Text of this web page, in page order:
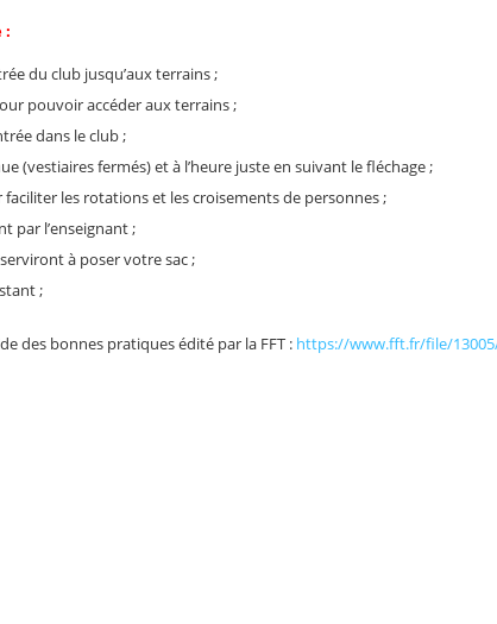
:
du club jusqu’aux terrains ;
pouvoir accéder aux terrains ;
dans le club ;
(vestiaires fermés) et à l’heure juste en suivant le fléchage ;
les rotations et les croisements de personnes ;
par l’enseignant ;
à poser votre sac ;
;
des bonnes pratiques édité par la FFT : https://www.fft.fr/file/